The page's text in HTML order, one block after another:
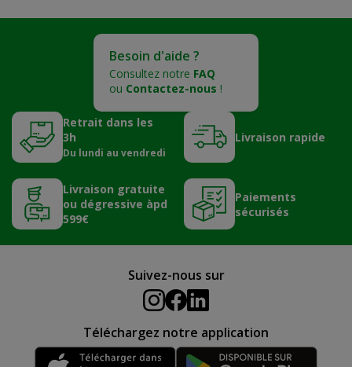
Besoin d'aide ?
Consultez notre FAQ
ou Contactez-nous !
Retrait dans les
3h
Du lundi au vendredi
Livraison rapide
Livraison gratuite
ou dégressive àpd
599€
Paiements
sécurisés
Suivez-nous sur
Téléchargez notre application